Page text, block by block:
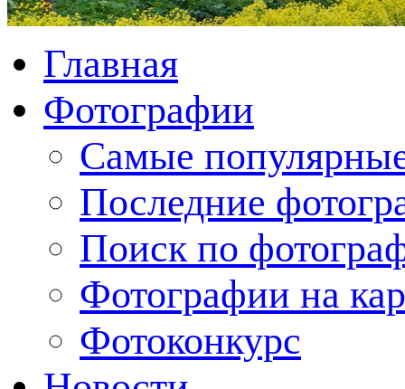
Главная
Фотографии
Cамые
Последние
Поиск по
Фотографии на
Фотоконкурс